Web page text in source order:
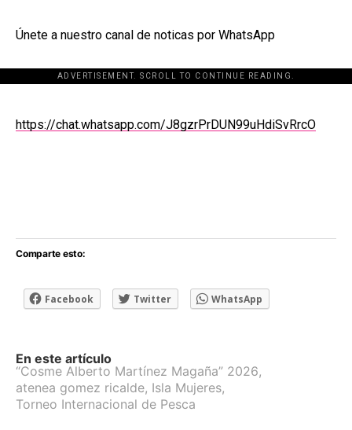
Únete a nuestro canal de noticas por WhatsApp
ADVERTISEMENT. SCROLL TO CONTINUE READING.
[adsforwp id="243463"]
https://chat.whatsapp.com/J8gzrPrDUN99uHdiSvRrcO
Comparte esto:
Facebook Twitter WhatsApp
En este artículo
“Cosme Alberto Martínez Magaña” 2026,
atenea gomez ricalde, Isla Mujeres,
Torneo Internacional de Pesca